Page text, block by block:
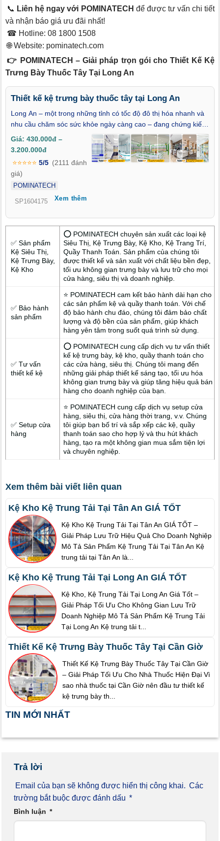
📞 Liên hệ ngay với POMINATECH để được tư vấn chi tiết
và nhận báo giá ưu đãi nhất!
☎ Hotline: 08 1800 1508
🌐 Website: pominatech.com
👉 POMINATECH – Giải pháp trọn gói cho Thiết Kế Kệ
Trưng Bày Thuốc Tây Tại Long An
Thiết kế kệ trưng bày thuốc tây tại Long An
Long An – một trong những tỉnh có tốc độ đô thị hóa nhanh và
nhu cầu chăm sóc sức khỏe ngày càng cao – đang chứng kiến
sự phát triển mạnh mẽ của hệ thống nhà thuốc. Trong bối cảnh
cạnh tranh đó, việc thiết kế kệ trưng bày thuốc tây tại Long An
không còn là yếu tố phụ mà đã trở thành một phần quan trọng
giúp nâng cao hình ảnh chuyên nghiệp. Các mẫu kệ trưng bày
thuốc Long An được thiết kế khoa học không chỉ tạo nên không
gian ngăn nắp, tối ưu quy trình bán hàng và nâng cao trải
nghiệm khách hàng.
Giá: 430.000đ –
3.200.000đ
⭐⭐⭐⭐⭐ 5/5 (2111 đánh
giá)
POMINATECH
SP1604175 Xem thêm
✅ Sản phẩm
Kệ Siêu Thị,
Kệ Trưng Bày,
Kệ Kho
⭕ POMINATECH chuyên sản xuất các loại kệ
Siêu Thị, Kệ Trưng Bày, Kệ Kho, Kệ Trang Trí,
Quầy Thanh Toán. Sản phẩm của chúng tôi
được thiết kế và sản xuất với chất liệu bền đẹp,
tối ưu không gian trưng bày và lưu trữ cho mọi
cửa hàng, siêu thị và doanh nghiệp.
✅ Bảo hành
sản phẩm
⭐ POMINATECH cam kết bảo hành dài hạn cho
các sản phẩm kệ và quầy thanh toán. Với chế
độ bảo hành chu đáo, chúng tôi đảm bảo chất
lượng và độ bền của sản phẩm, giúp khách
hàng yên tâm trong suốt quá trình sử dụng.
✅ Tư vấn
thiết kế kệ
⭕ POMINATECH cung cấp dịch vụ tư vấn thiết
kế kệ trưng bày, kệ kho, quầy thanh toán cho
các cửa hàng, siêu thị. Chúng tôi mang đến
những giải pháp thiết kế sáng tạo, tối ưu hóa
không gian trưng bày và giúp tăng hiệu quả bán
hàng cho doanh nghiệp của bạn.
✅ Setup cửa
hàng
⭐ POMINATECH cung cấp dịch vụ setup cửa
hàng, siêu thị, cửa hàng thời trang, v.v. Chúng
tôi giúp bạn bố trí và sắp xếp các kệ, quầy
thanh toán sao cho hợp lý và thu hút khách
hàng, tạo ra một không gian mua sắm tiện lợi
và chuyên nghiệp.
Xem thêm bài viết liên quan
Kệ Kho Kệ Trung Tải Tại Tân An GIÁ TỐT
Kệ Kho Kệ Trung Tải Tại Tân An GIÁ TỐT –
Giải Pháp Lưu Trữ Hiệu Quả Cho Doanh Nghiệp
Mô Tả Sản Phẩm Kệ Trung Tải Tại Tân An Kệ
trung tải tại Tân An là...
Kệ Kho Kệ Trung Tải Tại Long An GIÁ TỐT
Kệ Kho, Kệ Trung Tải Tại Long An Giá Tốt –
Giải Pháp Tối Ưu Cho Không Gian Lưu Trữ
Doanh Nghiệp Mô Tả Sản Phẩm Kệ Trung Tải
Tại Long An Kệ trung tải t...
Thiết Kế Kệ Trưng Bày Thuốc Tây Tại Cần Giờ
Thiết Kế Kệ Trưng Bày Thuốc Tây Tại Cần Giờ
– Giải Pháp Tối Ưu Cho Nhà Thuốc Hiện Đại Vì
sao nhà thuốc tại Cần Giờ nên đầu tư thiết kế
kệ trưng bày th...
TIN MỚI NHẤT
Trả lời
Email của bạn sẽ không được hiển thị công khai. Các
trường bắt buộc được đánh dấu *
Bình luận *